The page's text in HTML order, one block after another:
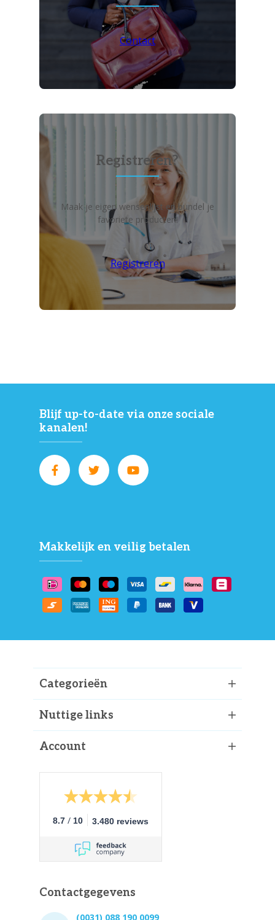
Contact
Registreren?
Maak je eigen wensenlijst en bundel je
favoriete producten!
Registreren
Blijf up-to-date via onze sociale
kanalen!
Makkelijk en veilig betalen
Categorieën
Nuttige links
Account
8.7 / 10 3.480 reviews
Contactgegevens
(0031) 088 190 0099